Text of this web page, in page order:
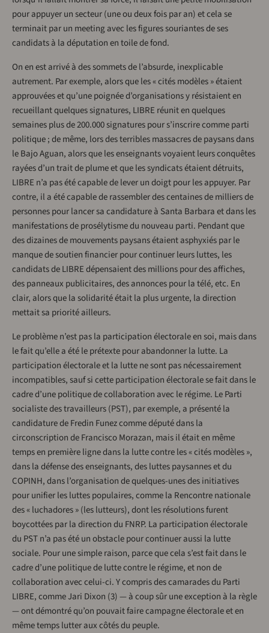
pour appuyer un secteur (une ou deux fois par an) et cela se
terminait par un meeting avec les figures souriantes de ses
candidats à la députation en toile de fond.
On en est arrivé à des sommets de l’absurde, inexplicable
autrement. Par exemple, alors que les « cités modèles » étaient
approuvées et qu’une poignée d’organisations y résistaient en
recueillant quelques signatures, LIBRE réunit en quelques
semaines plus de 200.000 signatures pour s’inscrire comme parti
politique ; de même, lors des terribles massacres de paysans dans
le Bajo Aguan, alors que les enseignants voyaient leurs conquêtes
rayées d’un trait de plume et que les syndicats étaient détruits,
LIBRE n’a pas été capable de lever un doigt pour les appuyer. Par
contre, il a été capable de rassembler des centaines de milliers de
personnes pour lancer sa candidature à Santa Barbara et dans les
manifestations de prosélytisme du nouveau parti. Pendant que
des dizaines de mouvements paysans étaient asphyxiés par le
manque de soutien financier pour continuer leurs luttes, les
candidats de LIBRE dépensaient des millions pour des affiches,
des panneaux publicitaires, des annonces pour la télé, etc. En
clair, alors que la solidarité était la plus urgente, la direction
mettait sa priorité ailleurs.
Le problème n’est pas la participation électorale en soi, mais dans
le fait qu’elle a été le prétexte pour abandonner la lutte. La
participation électorale et la lutte ne sont pas nécessairement
incompatibles, sauf si cette participation électorale se fait dans le
cadre d’une politique de collaboration avec le régime. Le Parti
socialiste des travailleurs (PST), par exemple, a présenté la
candidature de Fredin Funez comme député dans la
circonscription de Francisco Morazan, mais il était en même
temps en première ligne dans la lutte contre les « cités modèles »,
dans la défense des enseignants, des luttes paysannes et du
COPINH, dans l’organisation de quelques-unes des initiatives
pour unifier les luttes populaires, comme la Rencontre nationale
des « luchadores » (les lutteurs), dont les résolutions furent
boycottées par la direction du FNRP. La participation électorale
du PST n’a pas été un obstacle pour continuer aussi la lutte
sociale. Pour une simple raison, parce que cela s’est fait dans le
cadre d’une politique de lutte contre le régime, et non de
collaboration avec celui-ci. Y compris des camarades du Parti
LIBRE, comme Jari Dixon (3) — à coup sûr une exception à la règle
— ont démontré qu’on pouvait faire campagne électorale et en
même temps lutter aux côtés du peuple.